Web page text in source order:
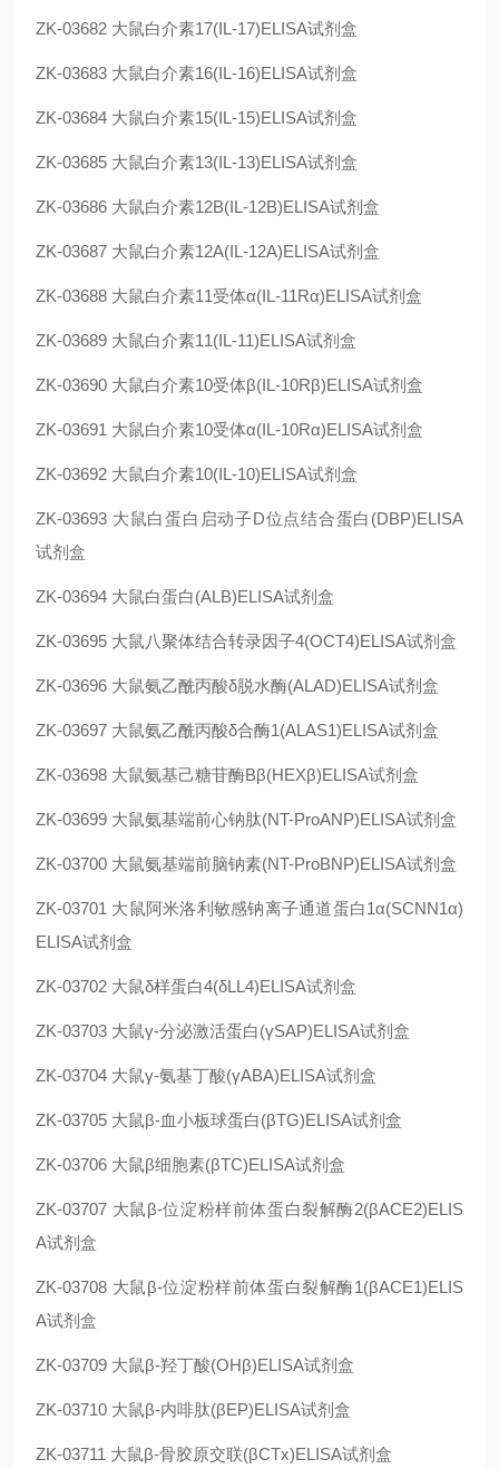
ZK-03682 大鼠白介素17(IL-17)ELISA试剂盒
ZK-03683 大鼠白介素16(IL-16)ELISA试剂盒
ZK-03684 大鼠白介素15(IL-15)ELISA试剂盒
ZK-03685 大鼠白介素13(IL-13)ELISA试剂盒
ZK-03686 大鼠白介素12B(IL-12B)ELISA试剂盒
ZK-03687 大鼠白介素12A(IL-12A)ELISA试剂盒
ZK-03688 大鼠白介素11受体α(IL-11Rα)ELISA试剂盒
ZK-03689 大鼠白介素11(IL-11)ELISA试剂盒
ZK-03690 大鼠白介素10受体β(IL-10Rβ)ELISA试剂盒
ZK-03691 大鼠白介素10受体α(IL-10Rα)ELISA试剂盒
ZK-03692 大鼠白介素10(IL-10)ELISA试剂盒
ZK-03693 大鼠白蛋白启动子D位点结合蛋白(DBP)ELISA
试剂盒
ZK-03694 大鼠白蛋白(ALB)ELISA试剂盒
ZK-03695 大鼠八聚体结合转录因子4(OCT4)ELISA试剂盒
ZK-03696 大鼠氨乙酰丙酸δ脱水酶(ALAD)ELISA试剂盒
ZK-03697 大鼠氨乙酰丙酸δ合酶1(ALAS1)ELISA试剂盒
ZK-03698 大鼠氨基己糖苷酶Bβ(HEXβ)ELISA试剂盒
ZK-03699 大鼠氨基端前心钠肽(NT-ProANP)ELISA试剂盒
ZK-03700 大鼠氨基端前脑钠素(NT-ProBNP)ELISA试剂盒
ZK-03701 大鼠阿米洛利敏感钠离子通道蛋白1α(SCNN1α)
ELISA试剂盒
ZK-03702 大鼠δ样蛋白4(δLL4)ELISA试剂盒
ZK-03703 大鼠γ-分泌激活蛋白(γSAP)ELISA试剂盒
ZK-03704 大鼠γ-氨基丁酸(γABA)ELISA试剂盒
ZK-03705 大鼠β-血小板球蛋白(βTG)ELISA试剂盒
ZK-03706 大鼠β细胞素(βTC)ELISA试剂盒
ZK-03707 大鼠β-位淀粉样前体蛋白裂解酶2(βACE2)ELIS
A试剂盒
ZK-03708 大鼠β-位淀粉样前体蛋白裂解酶1(βACE1)ELIS
A试剂盒
ZK-03709 大鼠β-羟丁酸(OHβ)ELISA试剂盒
ZK-03710 大鼠β-内啡肽(βEP)ELISA试剂盒
ZK-03711 大鼠β-骨胶原交联(βCTx)ELISA试剂盒